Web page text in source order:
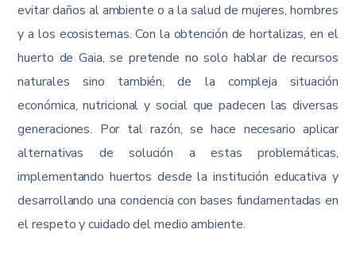
evitar daños al ambiente o a la salud de mujeres, hombres
y a los ecosistemas. Con la obtención de hortalizas, en el
huerto de Gaia, se pretende no solo hablar de recursos
naturales sino también, de la compleja situación
económica, nutricional y social que padecen las diversas
generaciones. Por tal razón, se hace necesario aplicar
alternativas de solución a estas problemáticas,
implementando huertos desde la institución educativa y
desarrollando una conciencia con bases fundamentadas en
el respeto y cuidado del medio ambiente.